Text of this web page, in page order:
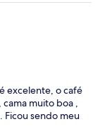
excelente, o café
cama muito boa ,
Ficou sendo meu